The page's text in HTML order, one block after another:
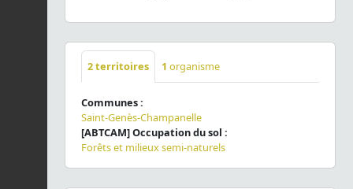
2territoires 1 organisme
Communes :
Saint-Genès-Champanelle
[ABTCAM] Occupation du sol :
Forêts et milieux semi-naturels